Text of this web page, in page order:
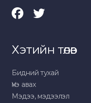
Хэтийн төлөв
Бидний тухай
Үнэ авах
Мэдээ, мэдээлэл